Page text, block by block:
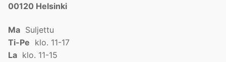
00120 Helsinki
Ma Suljettu
Ti-Pe klo. 11-17
La klo. 11-15